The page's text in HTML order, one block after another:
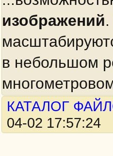
изображений
в небольшом
КАТАЛОГ
04-02 17:57:24